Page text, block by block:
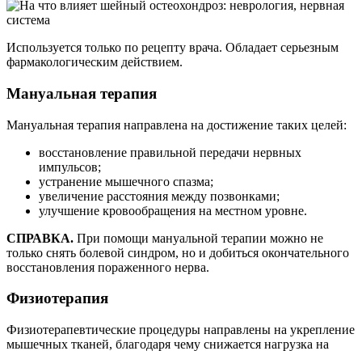
Используется только по рецепту врача. Обладает серьезным
фармакологическим действием.
Мануальная терапия
Мануальная терапия направлена на достижение таких целей:
восстановление правильной передачи нервных
импульсов;
устранение мышечного спазма;
увеличение расстояния между позвонками;
улучшение кровообращения на местном уровне.
СПРАВКА. При помощи мануальной терапии можно не
только снять болевой синдром, но и добиться окончательного
восстановления пораженного нерва.
Физиотерапия
Физиотерапевтические процедуры направлены на укрепление
мышечных тканей, благодаря чему снижается нагрузка на